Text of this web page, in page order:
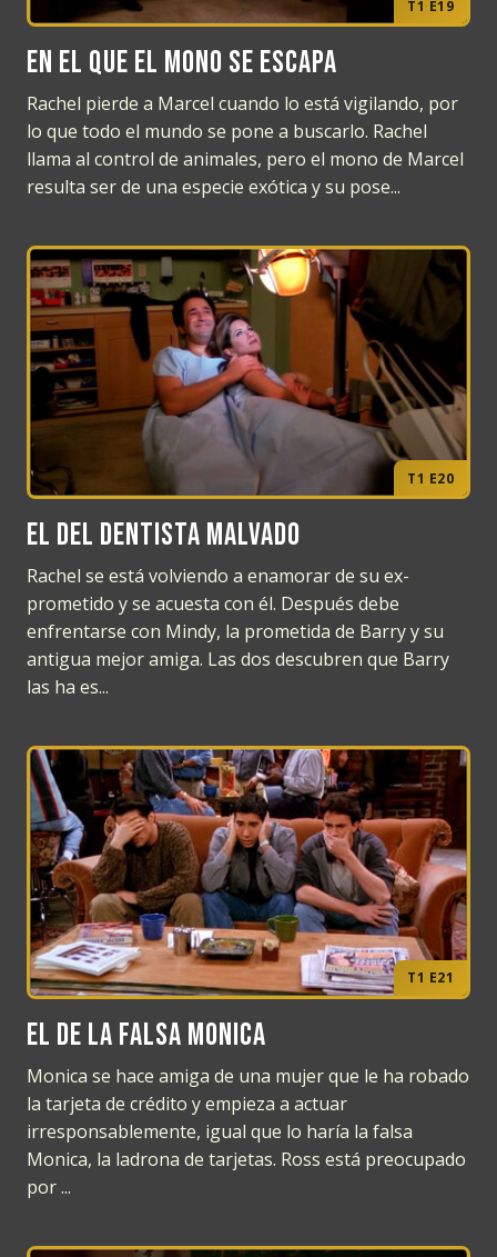
T1 E19
En el que el mono se escapa
Rachel pierde a Marcel cuando lo está vigilando, por
lo que todo el mundo se pone a buscarlo. Rachel
llama al control de animales, pero el mono de Marcel
resulta ser de una especie exótica y su pose...
T1 E20
El del dentista malvado
Rachel se está volviendo a enamorar de su ex-
prometido y se acuesta con él. Después debe
enfrentarse con Mindy, la prometida de Barry y su
antigua mejor amiga. Las dos descubren que Barry
las ha es...
T1 E21
El de la falsa Monica
Monica se hace amiga de una mujer que le ha robado
la tarjeta de crédito y empieza a actuar
irresponsablemente, igual que lo haría la falsa
Monica, la ladrona de tarjetas. Ross está preocupado
por ...